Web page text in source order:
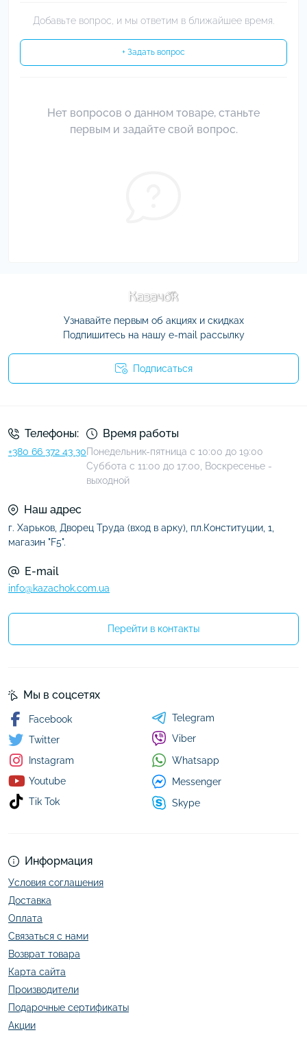
Добавьте вопрос, и мы ответим в ближайшее время.
+ Задать вопрос
Нет вопросов о данном товаре, станьте
первым и задайте свой вопрос.
Узнавайте первым об акциях и скидках
Подпишитесь на нашу e-mail рассылку
Подписаться
Телефоны:
+380 66 372 43 30
Время работы
Понедельник-пятница с 10:00 до 19:00
Суббота с 11:00 до 17:00, Воскресенье -
выходной
Наш адрес
г. Харьков, Дворец Труда (вход в арку), пл.Конституции, 1,
магазин "F5".
E-mail
info@kazachok.com.ua
Перейти в контакты
Информация
Условия соглашения
Доставка
Оплата
Связаться с нами
Возврат товара
Карта сайта
Производители
Подарочные сертификаты
Акции
Мы в соцсетях
Facebook
Twitter
Instagram
Youtube
Tik Tok
Telegram
Viber
Whatsapp
Messenger
Skype